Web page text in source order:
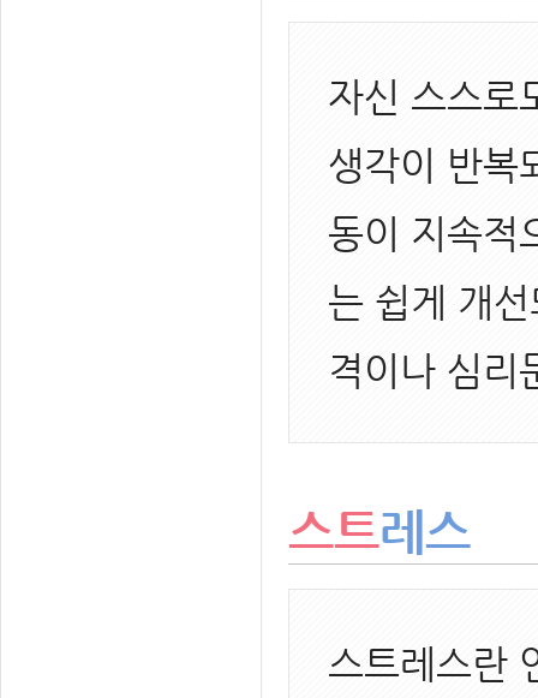
자신 스스로
생각이 반복
동이 지속적
는 쉽게 개
격이나 심리
스트레스
스트레스란